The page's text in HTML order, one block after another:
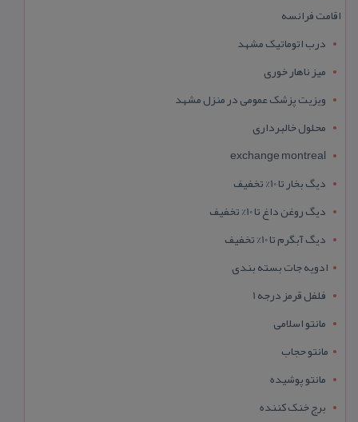
اقامت فرانسه
درب اتوماتیک مشهد
میز ناهار خوری
ویزیت پزشک عمومی در منزل مشهد
محلول خالبرداری
exchange montreal
دیگ بخار تا 10% تخفیف
دیگ روغن داغ تا 10% تخفیف
دیگ آبگرم تا 10% تخفیف
ادویه جات بسته بندی
فلفل قرمز درجه 1
مانتو اسلامی
مانتو حجاب
مانتو پوشیده
برج خنک کننده